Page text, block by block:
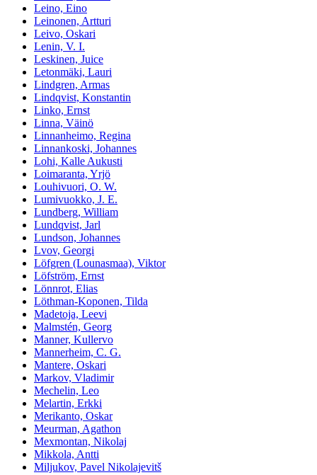
Leino, Eino
Leinonen, Artturi
Leivo, Oskari
Lenin, V. I.
Leskinen, Juice
Letonmäki, Lauri
Lindgren, Armas
Lindqvist, Konstantin
Linko, Ernst
Linna, Väinö
Linnanheimo, Regina
Linnankoski, Johannes
Lohi, Kalle Aukusti
Loimaranta, Yrjö
Louhivuori, O. W.
Lumivuokko, J. E.
Lundberg, William
Lundqvist, Jarl
Lundson, Johannes
Lvov, Georgi
Löfgren (Lounasmaa), Viktor
Löfström, Ernst
Lönnrot, Elias
Löthman-Koponen, Tilda
Madetoja, Leevi
Malmstén, Georg
Manner, Kullervo
Mannerheim, C. G.
Mantere, Oskari
Markov, Vladimir
Mechelin, Leo
Melartin, Erkki
Merikanto, Oskar
Meurman, Agathon
Mexmontan, Nikolaj
Mikkola, Antti
Miljukov, Pavel Nikolajevitš